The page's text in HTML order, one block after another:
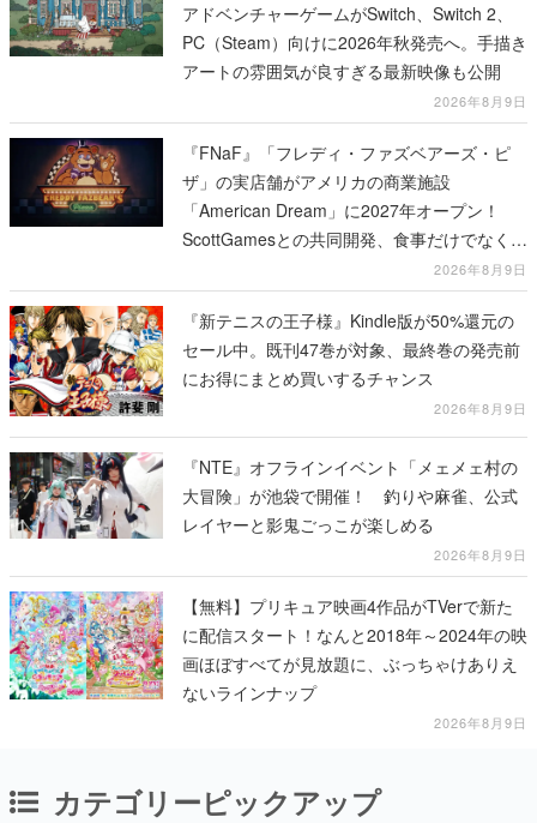
アドベンチャーゲームがSwitch、Switch 2、
PC（Steam）向けに2026年秋発売へ。手描き
アートの雰囲気が良すぎる最新映像も公開
2026年8月9日
『FNaF』「フレディ・ファズベアーズ・ピ
ザ」の実店舗がアメリカの商業施設
「American Dream」に2027年オープン！
ScottGamesとの共同開発、食事だけでなくス
テージショーや没入型のホラー体験も楽しめ
る
2026年8月9日
『新テニスの王子様』Kindle版が50%還元の
セール中。既刊47巻が対象、最終巻の発売前
にお得にまとめ買いするチャンス
2026年8月9日
『NTE』オフラインイベント「メェメェ村の
大冒険」が池袋で開催！ 釣りや麻雀、公式
レイヤーと影鬼ごっこが楽しめる
2026年8月9日
【無料】プリキュア映画4作品がTVerで新た
に配信スタート！なんと2018年～2024年の映
画ほぼすべてが見放題に、ぶっちゃけありえ
ないラインナップ
2026年8月9日
カテゴリーピックアップ